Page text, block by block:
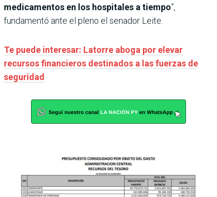
medicamentos en los hospitales a tiempo”,
fundamentó ante el pleno el senador Leite.
Te puede interesar: Latorre aboga por elevar
recursos financieros destinados a las fuerzas de
seguridad